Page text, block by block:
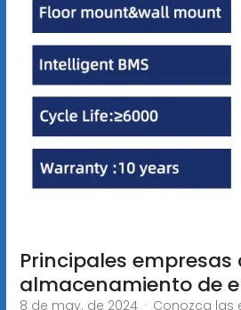
Principales empresas
almacenamiento de
8 de may. de 2024 · Conozca las